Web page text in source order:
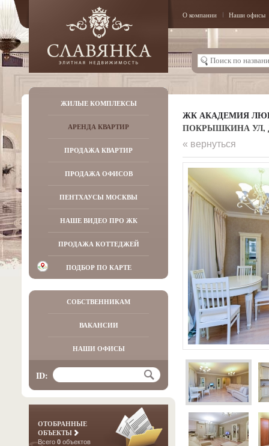
О компании Наши офисы
ЖИЛЫЕ КОМПЛЕКСЫ
АРЕНДА КВАРТИР
ПРОДАЖА КВАРТИР
ПРОДАЖА ОФИСОВ
ПЕНТХАУСЫ МОСКВЫ
НАШЕ ВИДЕО ПРО ЖК
ПРОДАЖА КОТТЕДЖЕЙ
ПОДБОР ПО КАРТЕ
СОБСТВЕННИКАМ
ВАКАНСИИ
НАШИ ОФИСЫ
ID:
ОТОБРАННЫЕ
ОБЪЕКТЫ
Всего 0 объектов
ЖК АКАДЕМИЯ
ПОКРЫШКИНА УЛ,
« вернуться